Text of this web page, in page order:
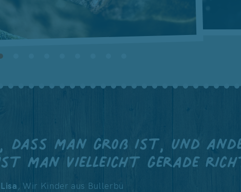
dass man groß ist, und
man vielleicht gerade
Lisa , Wir Kinder aus Bullerbü